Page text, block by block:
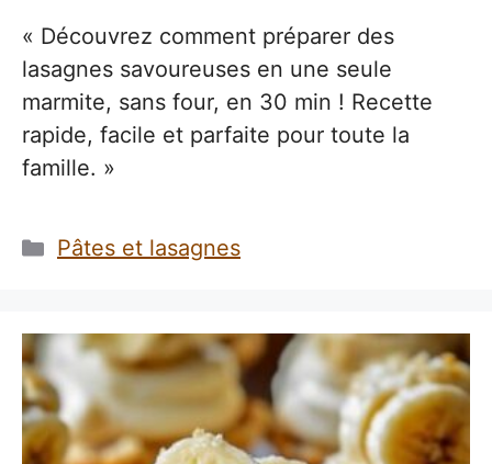
« Découvrez comment préparer des
lasagnes savoureuses en une seule
marmite, sans four, en 30 min ! Recette
rapide, facile et parfaite pour toute la
famille. »
Catégories
Pâtes et lasagnes